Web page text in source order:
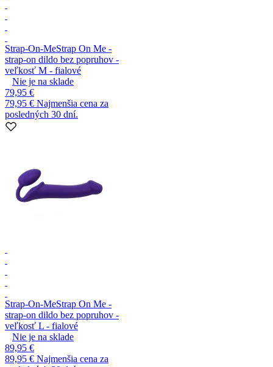
Strap-On-MeStrap On Me -
strap-on dildo bez popruhov -
veľkosť M - fialové
Nie je na sklade
79,95 €
79,95 € Najmenšia cena za
posledných 30 dní.
Strap-On-MeStrap On Me -
strap-on dildo bez popruhov -
veľkosť L - fialové
Nie je na sklade
89,95 €
89,95 € Najmenšia cena za